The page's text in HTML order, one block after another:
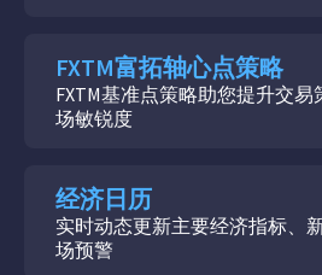
FXTM富拓轴心点策略
FXTM基准点策略助您提升交易
场敏锐度
经济日历
实时动态更新主要经济指标、
场预警